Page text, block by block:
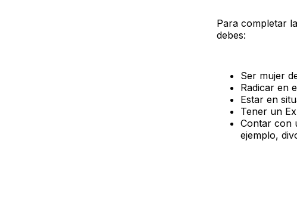
Para completar
debes:
Ser mujer
Radicar en
Estar en
Tener un
Contar con
ejemplo,